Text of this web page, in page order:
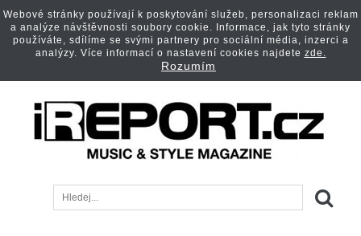
Webové stránky používají k poskytování služeb, personalizaci reklam
a analýze návštěvnosti soubory cookie. Informace, jak tyto stránky
používáte, sdílíme se svými partnery pro sociální média, inzerci a
analýzy. Více informací o nastavení cookies najdete zde.
Rozumím